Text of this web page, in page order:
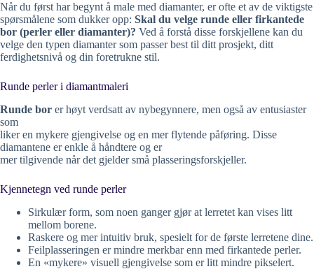
Når du først har begynt å male med diamanter, er ofte et av de viktigste
spørsmålene som dukker opp: Skal du velge runde eller firkantede
bor (perler eller diamanter)? Ved å forstå disse forskjellene kan du
velge den typen diamanter som passer best til ditt prosjekt, ditt
ferdighetsnivå og din foretrukne stil.
Runde perler i diamantmaleri
Runde bor er høyt verdsatt av nybegynnere, men også av entusiaster
som
liker en mykere gjengivelse og en mer flytende påføring. Disse
diamantene er enkle å håndtere og er
mer tilgivende når det gjelder små plasseringsforskjeller.
Kjennetegn ved runde perler
Sirkulær form, som noen ganger gjør at lerretet kan vises litt
mellom borene.
Raskere og mer intuitiv bruk, spesielt for de første lerretene dine.
Feilplasseringen er mindre merkbar enn med firkantede perler.
En «mykere» visuell gjengivelse som er litt mindre pikselert.